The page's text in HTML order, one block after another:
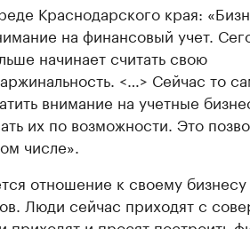
Краснодарского края:
на финансовый учет.
начинает считать свою
<…> Сейчас то
внимание на учетные
их по возможности. Это
числе».
отношение к своему бизнесу
Люди сейчас приходят с